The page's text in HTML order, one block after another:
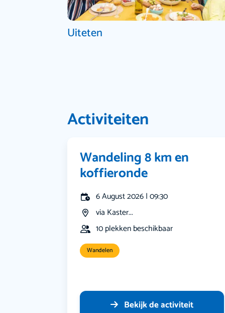
Uiteten
Activiteiten
Wandeling 8 km en
koffieronde
6 August 2026 | 09:30
via Kaster...
10 plekken beschikbaar
Wandelen
Bekijk de activiteit